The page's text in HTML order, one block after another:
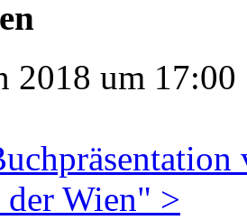
2018 um 17:00
der Wien" >